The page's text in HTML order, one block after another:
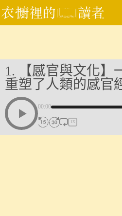
跳
至
1. 【感官與文化】
重塑了人類的感官
00:00
1X